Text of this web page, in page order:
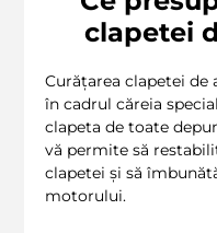
clapetei
Curățarea clapetei de
în cadrul căreia
clapeta de toate
vă permite să
clapetei și să
motorului.